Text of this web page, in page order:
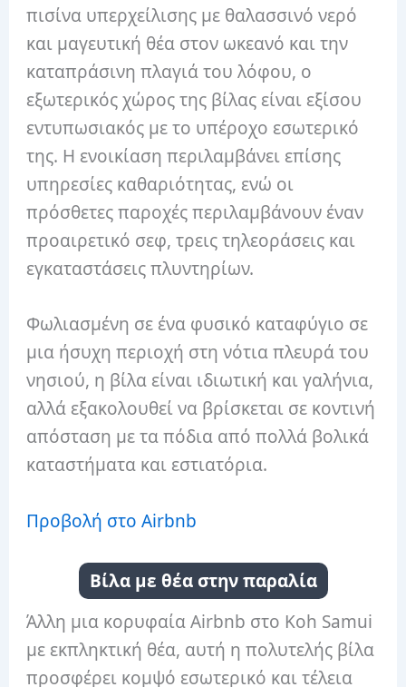
πισίνα υπερχείλισης με θαλασσινό νερό
και μαγευτική θέα στον ωκεανό και την
καταπράσινη πλαγιά του λόφου, ο
εξωτερικός χώρος της βίλας είναι εξίσου
εντυπωσιακός με το υπέροχο εσωτερικό
της. Η ενοικίαση περιλαμβάνει επίσης
υπηρεσίες καθαριότητας, ενώ οι
πρόσθετες παροχές περιλαμβάνουν έναν
προαιρετικό σεφ, τρεις τηλεοράσεις και
εγκαταστάσεις πλυντηρίων.
Φωλιασμένη σε ένα φυσικό καταφύγιο σε
μια ήσυχη περιοχή στη νότια πλευρά του
νησιού, η βίλα είναι ιδιωτική και γαλήνια,
αλλά εξακολουθεί να βρίσκεται σε κοντινή
απόσταση με τα πόδια από πολλά βολικά
καταστήματα και εστιατόρια.
Προβολή στο Airbnb
Βίλα με θέα στην παραλία
Άλλη μια κορυφαία Airbnb στο Koh Samui
με εκπληκτική θέα, αυτή η πολυτελής βίλα
προσφέρει κομψό εσωτερικό και τέλεια